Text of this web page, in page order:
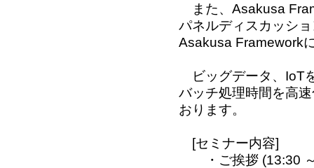
また、Asakusa
パネルディスカッシ
Asakusa Framework
ビッグデータ、IoT
バッチ処理時間を高
おります。
[セミナー内容]
・ご挨拶 (13:30